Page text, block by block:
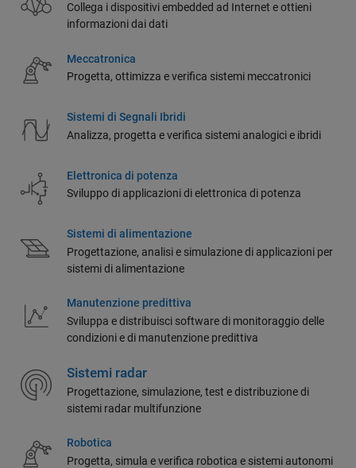
Collega i dispositivi embedded ad Internet e ottieni
informazioni dai dati
Meccatronica
Progetta, ottimizza e verifica sistemi meccatronici
Sistemi di Segnali Ibridi
Analizza, progetta e verifica sistemi analogici e ibridi
Elettronica di potenza
Sviluppo di applicazioni di elettronica di potenza
Sistemi di alimentazione
Progettazione, analisi e simulazione di applicazioni per
sistemi di alimentazione
Manutenzione predittiva
Sviluppa e distribuisci software di monitoraggio delle
condizioni e di manutenzione predittiva
Sistemi radar
Progettazione, simulazione, test e distribuzione di
sistemi radar multifunzione
Robotica
Progetta, simula e verifica robotica e sistemi autonomi